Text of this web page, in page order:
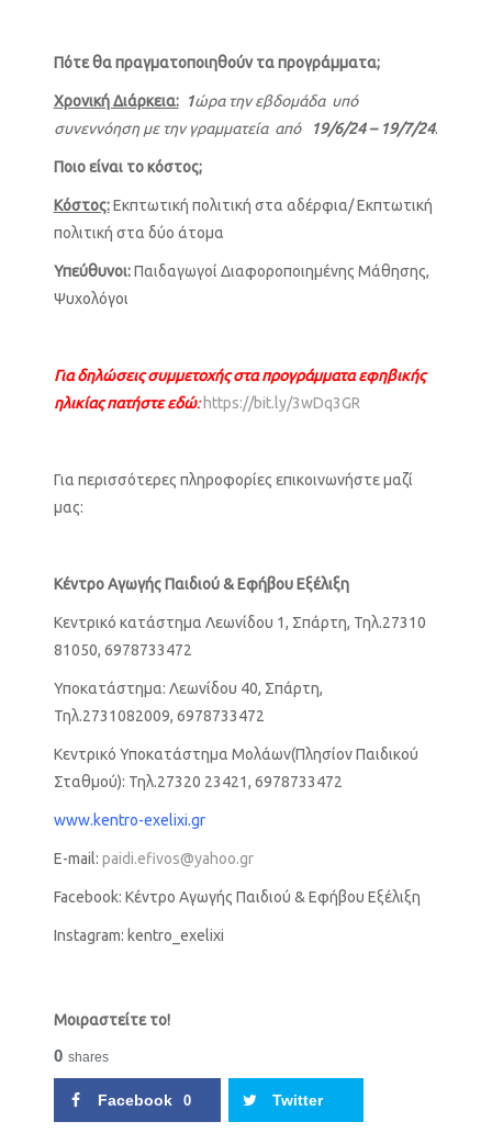
Πότε θα πραγματοποιηθούν τα προγράμματα;
Χρονική Διάρκεια: 1ώρα την εβδομάδα υπό
συνεννόηση με την γραμματεία από
19/6/24 – 19/7/24.
Ποιο είναι το κόστος;
Κόστος:Εκπτωτική πολιτική στα αδέρφια/ Εκπτωτική
πολιτική στα δύο άτομα
Υπεύθυνοι:Παιδαγωγοί Διαφοροποιημένης Μάθησης,
Ψυχολόγοι
Για δηλώσεις συμμετοχής στα προγράμματα εφηβικής
ηλικίας πατήστε εδώ: https://bit.ly/3wDq3GR
Για περισσότερες πληροφορίες επικοινωνήστε μαζί
μας:
Κέντρο Αγωγής Παιδιού & Εφήβου Εξέλιξη
Κεντρικό κατάστημα Λεωνίδου 1, Σπάρτη, Τηλ.27310
81050, 6978733472
Υποκατάστημα: Λεωνίδου 40, Σπάρτη,
Τηλ.2731082009, 6978733472
Κεντρικό Υποκατάστημα Μολάων(Πλησίον Παιδικού
Σταθμού): Τηλ.27320 23421, 6978733472
www.kentro-exelixi.gr
E-mail: paidi.efivos@yahoo.gr
Facebook: Κέντρο Αγωγής Παιδιού & Εφήβου Εξέλιξη
Instagram: kentro_exelixi
Μοιραστείτε το!
0 shares
Facebook 0 Twitter